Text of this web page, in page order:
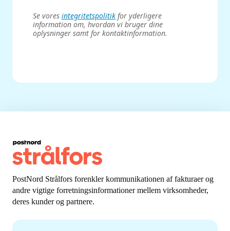
Se vores integritetspolitik for yderligere
information om, hvordan vi bruger dine
oplysninger samt for kontaktinformation.
PostNord Strålfors forenkler kommunikationen af fakturaer og
andre vigtige forretningsinformationer mellem virksomheder,
deres kunder og partnere.